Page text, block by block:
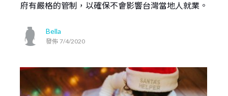
府有嚴格的管制，以確保不會影響台灣當地人就業。
Bella
發佈 7/4/2020